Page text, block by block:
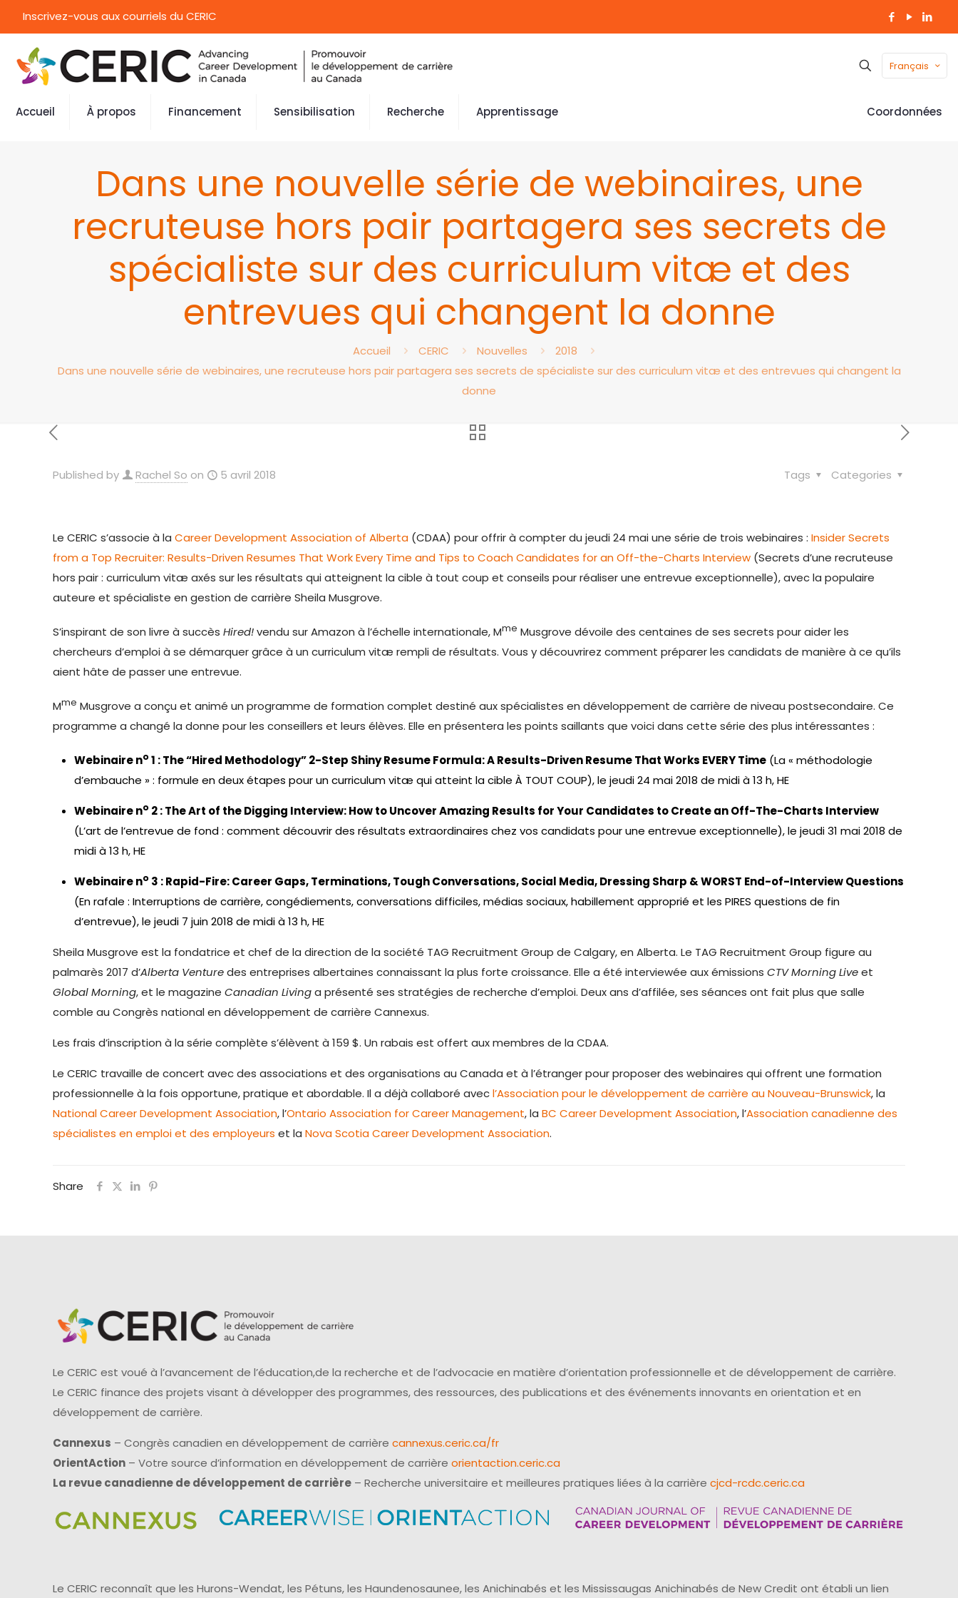
Inscrivez-vous aux courriels du CERIC
Français
Accueil À propos Financement Sensibilisation Recherche Apprentissage Coordonnées
Dans une nouvelle série de webinaires, une
recruteuse hors pair partagera ses secrets de
spécialiste sur des curriculum vitæ et des
entrevues qui changent la donne
Accueil CERIC Nouvelles
2018
Dans une nouvelle série de webinaires, une recruteuse hors pair partagera ses secrets de spécialiste sur des curriculum vitæ et des entrevues qui changent la
donne
Published by Rachel So on 5 avril 2018 Categories
Tags
Le CERIC s’associe à laCareer Development Association of Alberta (CDAA) pour offrir à compter du jeudi 24 mai une série de trois webinaires :Insider Secrets
from a Top Recruiter: Results-Driven Resumes That Work Every Time and Tips to Coach Candidates for an Off-the-Charts Interview (Secrets d’une recruteuse
hors pair : curriculum vitæ axés sur les résultats qui atteignent la cible à tout coup et conseils pour réaliser une entrevue exceptionnelle), avec la populaire
auteure et spécialiste en gestion de carrière Sheila Musgrove.
S’inspirant de son livre à succèsHired!vendu sur Amazon à l’échelle internationale, Mme Musgrove dévoile des centaines de ses secrets pour aider les
chercheurs d’emploi à se démarquer grâce à un curriculum vitæ rempli de résultats. Vous y découvrirez comment préparer les candidats de manière à ce qu’ils
aient hâte de passer une entrevue.
Mme Musgrove a conçu et animé un programme de formation complet destiné aux spécialistes en développement de carrière de niveau postsecondaire. Ce
programme a changé la donne pour les conseillers et leurs élèves. Elle en présentera les points saillants que voici dans cette série des plus intéressantes :
Webinaire no1 : The “Hired Methodology” 2-Step Shiny Resume Formula: A Results-Driven Resume That Works EVERY Time (La « méthodologie
d’embauche » : formule en deux étapes pour un curriculum vitæ qui atteint la cible À TOUT COUP), le jeudi 24 mai 2018 de midi à 13 h, HE
Webinaire no 2 : The Art of the Digging Interview: How to Uncover Amazing Results for Your Candidates to Create an Off-The-Charts Interview
(L’art de l’entrevue de fond : comment découvrir des résultats extraordinaires chez vos candidats pour une entrevue exceptionnelle), le jeudi 31 mai 2018 de
midi à 13 h, HE
Webinaire no 3 : Rapid-Fire: Career Gaps, Terminations, Tough Conversations, Social Media, Dressing Sharp & WORST End-of-Interview Questions
(En rafale : Interruptions de carrière, congédiements, conversations difficiles, médias sociaux, habillement approprié et les PIRES questions de fin
d’entrevue), le jeudi 7 juin 2018 de midi à 13 h, HE
Sheila Musgrove est la fondatrice et chef de la direction de la société TAG Recruitment Group de Calgary, en Alberta. Le TAG Recruitment Group figure au
palmarès 2017 d’Alberta Venturedes entreprises albertaines connaissant la plus forte croissance. Elle a été interviewée aux émissionsCTV Morning Liveet
Global Morning, et le magazineCanadian Livinga présenté ses stratégies de recherche d’emploi. Deux ans d’affilée, ses séances ont fait plus que salle
comble au Congrès national en développement de carrière Cannexus.
Les frais d’inscription à la série complète s’élèvent à 159 $. Un rabais est offert aux membres de la CDAA.
Le CERIC travaille de concert avec des associations et des organisations au Canada et à l’étranger pour proposer des webinaires qui offrent une formation
professionnelle à la fois opportune, pratique et abordable. Il a déjà collaboré avecl’Association pour le développement de carrière au Nouveau-Brunswick, la
National Career Development Association, l’Ontario Association for Career Management, laBC Career Development Association, l’Association canadienne des
spécialistes en emploi et des employeurs et laNova Scotia Career Development Association.
Share
Le CERIC est voué à l’avancement de l’éducation,de la recherche et de l’advocacie en matière d’orientation professionnelle et de développement de carrière.
Le CERIC finance des projets visant à développer des programmes, des ressources, des publications et des événements innovants en orientation et en
développement de carrière.
Cannexus – Congrès canadien en développement de carrière cannexus.ceric.ca/fr
OrientAction – Votre source d’information en développement de carrière orientaction.ceric.ca
La revue canadienne de développement de carrière – Recherche universitaire et meilleures pratiques liées à la carrière cjcd-rcdc.ceric.ca
Le CERIC reconnaît que les Hurons-Wendat, les Pétuns, les Haundenosaunee, les Anichinabés et les Mississaugas Anichinabés de New Credit ont établi un lien